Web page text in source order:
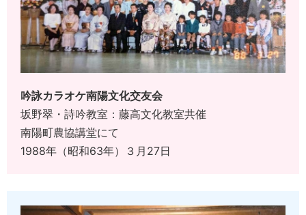
吟詠カラオケ南陽文化交友会
坂野翠・詩吟教室：藤高文化教室共催
南陽町農協講堂にて
1988年（昭和63年）３月27日